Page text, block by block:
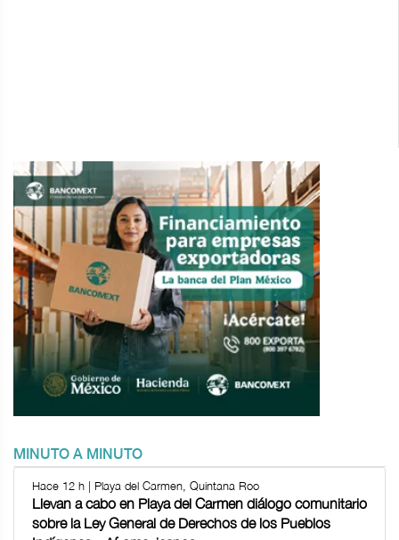
MINUTO A MINUTO
Hace 12 h | Playa del Carmen, Quintana Roo
Llevan a cabo en Playa del Carmen diálogo comunitario
sobre la Ley General de Derechos de los Pueblos